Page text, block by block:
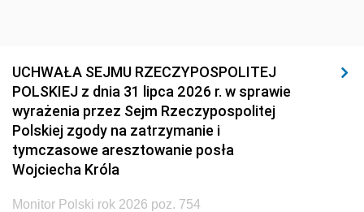
UCHWAŁA SEJMU RZECZYPOSPOLITEJ
POLSKIEJ z dnia 31 lipca 2026 r. w sprawie
wyrażenia przez Sejm Rzeczypospolitej
Polskiej zgody na zatrzymanie i
tymczasowe aresztowanie posła
Wojciecha Króla
Monitor Polski rok 2026 poz. 754